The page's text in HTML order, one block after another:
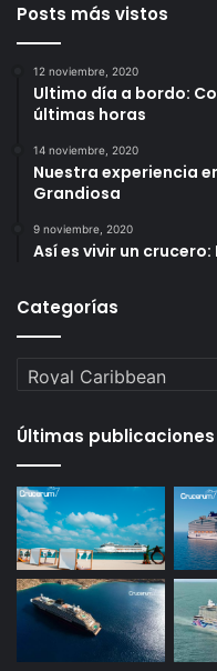
Posts más vistos
12 noviembre, 2020
Ultimo día a bordo:
últimas horas
14 noviembre, 2020
Nuestra experiencia
Grandiosa
9 noviembre, 2020
Así es vivir un
Categorías
Categorías
Últimas publicaciones